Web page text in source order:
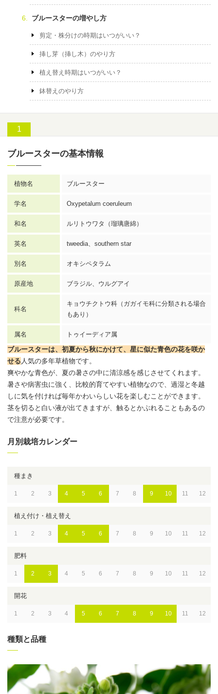
ブルースターの増やし方
剪定・株分けの時期はいつがいい？
挿し芽（挿し木）のやり方
植え替え時期はいつがいい？
鉢替えのやり方
ブルースターの基本情報
植物名 ブルースター
学名 Oxypetalum coeruleum
和名 ルリトウワタ（瑠璃唐綿）
英名 tweedia、southern star
別名 オキシペタラム
原産地 ブラジル、ウルグアイ
科名
キョウチクトウ科（ガガイモ科に分類される場合
もあり）
属名 トゥイーディア属
ブルースターは、初夏から秋にかけて、星に似た青色の花を咲か
せる 人気の多年草植物です。
爽やかな青色が、夏の暑さの中に清涼感を感じさせてくれます。
暑さや病害虫に強く、比較的育てやすい植物なので、過湿と冬越
しに気を付ければ毎年かわいらしい花を楽しむことができます。
茎を切ると白い液が出てきますが、触るとかぶれることもあるの
で注意が必要です。
月別栽培カレンダー
種まき
1 2 3 4 5 6 7 8 9 10 11 12
植え付け・植え替え
1 2 3 4 5 6 7 8 9 10 11 12
肥料
1 2 3 4 5 6 7 8 9 10 11 12
開花
1 2 3 4 5 6 7 8 9 10 11 12
種類と品種